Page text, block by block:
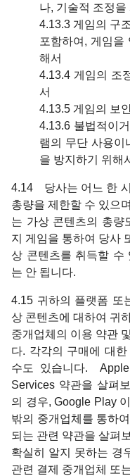
나, 기술적 조정
4.13.3 게임의 구
포함하여, 게임을
해서
4.13.4 게임의 조
서
4.13.5 게임의 보
4.13.6 불법적이
램의 무단 사용이
을 방지하기 위해
4.14 당사는 어느 한
총량을 제한할 수 있으
는 가상 콘텐츠의 총량
지 게임을 통하여 당사
상 콘텐츠를 취득할 수
는 안 됩니다.
4.15 귀하의 플랫폼 또
상 콘텐츠에 대하여 귀
중개업체의 이용 약관
다. 각각의 구매에 대
수도 있습니다.
Services 약관을 살펴
의 경우, Google Play
밖의 중개업체를 통하
되는 관련 약관을 살펴
확실히 알지 못하는 경
관련 결제 중개업체 또